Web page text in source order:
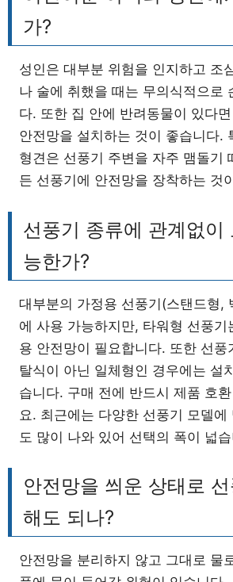
가?
성인은 대부분 위험을 인지하고 조
나 술에 취했을 때는 무의식적으로
다. 또한 집 안에 반려동물이 있다
안전망을 설치하는 것이 좋습니다.
형견은 선풍기 주변을 자주 맴돌기
든 선풍기에 안전망을 장착하는 것
선풍기 종류에 관계없이
능한가?
대부분의 가정용 선풍기(스탠드형,
에 사용 가능하지만, 타워형 선풍기
용 안전망이 필요합니다. 또한 선풍
탈식이 아닌 일체형인 경우에는 설
습니다. 구매 전에 반드시 제품 호
요. 최근에는 다양한 선풍기 모델
도 많이 나와 있어 선택의 폭이 넓
안전망을 씌운 상태로
해도 되나?
안전망을 분리하지 않고 그대로 물